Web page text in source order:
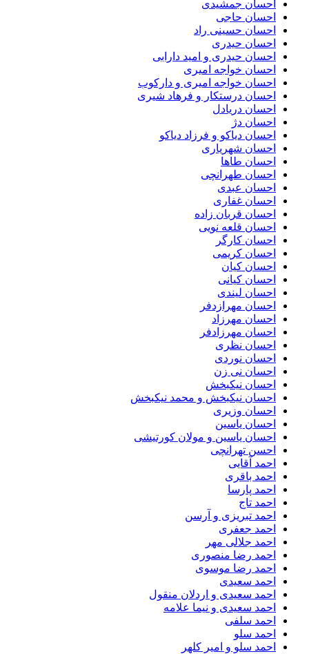
احسان جمشیدی
احسان حاجی
احسان حسینی راد
احسان حیدری
احسان حیدری و امید دارابی
احسان خواجه امیری
احسان خواجه امیری و دارکوب
احسان درستكار و فرهاد شيرى
احسان دریادل
احسان دژ
احسان دیاکو و فرزاد دیاکو
احسان شهریاری
احسان طاها
احسان طهرانچی
احسان عبدی
احسان غفاری
احسان قربان زاده
احسان قلعه نویی
احسان کارگر
احسان کریمی
احسان کیان
احسان کیانی
احسان لیندی
احسان مهرازدفر
احسان مهرزاد
احسان مهرزادفر
احسان نظری
احسان نوردی
احسان نی زن
احسان نیکبخش
احسان نیکبخش و محمد نیکبخش
احسان وزیری
احسان یاسین
احسان یاسین و مولان کورتیشی
احسن تهرانچی
احمد آقایی
احمد باقری
احمد پارسا
احمد تاج
احمد تبریزی و آرسن
احمد جعفری
احمد جلالی مهر
احمد رضا منصوری
احمد رضا موسوی
احمد سعیدی
احمد سعیدی و اردلان منقول
احمد سعیدی و نیما علامه
احمد سلفی
احمد سلو
احمد سلو و امیر کلهر